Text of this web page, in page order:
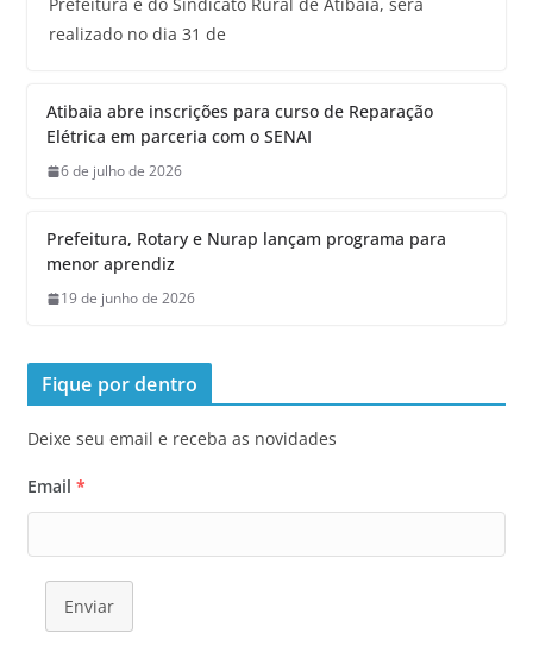
realizado no dia 31 de
Atibaia abre inscrições para curso de Reparação
Elétrica em parceria com o SENAI
6 de julho de 2026
Prefeitura, Rotary e Nurap lançam programa para
menor aprendiz
19 de junho de 2026
Fique por dentro
Deixe seu email e receba as novidades
Email *
Enviar